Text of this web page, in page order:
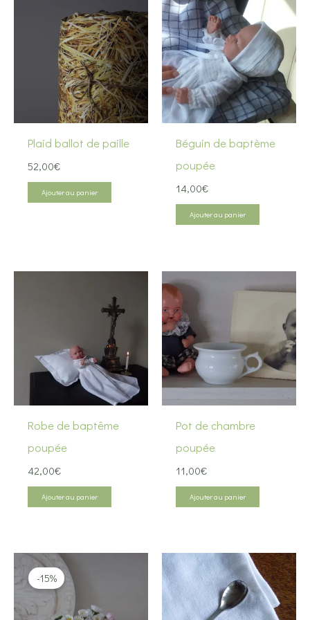
Plaid ballot de paille
52,00€
Ajouter au panier
Béguin de baptème
poupée
14,00€
Ajouter au panier
Robe de baptême
poupée
42,00€
Ajouter au panier
Pot de chambre
poupée
11,00€
Ajouter au panier
-15%